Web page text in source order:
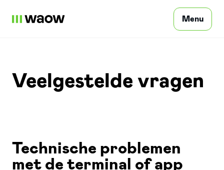
Menu
Osoby prywatne
Często zadawane pytania
Veelgestelde vragen
Technische problemen
met de terminal of app